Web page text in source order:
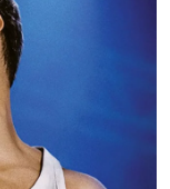
fokus selesaikan
dan